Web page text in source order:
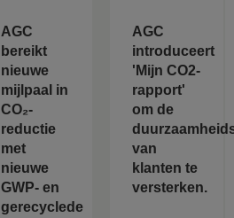
AGC
bereikt
nieuwe
mijlpaal in
CO₂-
reductie
met
nieuwe
GWP- en
gerecyclede
AGC
introduceert
'Mijn CO2-
rapport'
om de
van
klanten te
versterken.